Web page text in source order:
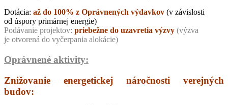
Dotácia: až do 100% z Oprávnených výdavkov (v závislosti
od úspory primárnej energie)
Podávanie projektov: priebežne do uzavretia výzvy (výzva
je otvorená do vyčerpania alokácie)
Oprávnené aktivity:
Znižovanie energetickej náročnosti verejných
budov: